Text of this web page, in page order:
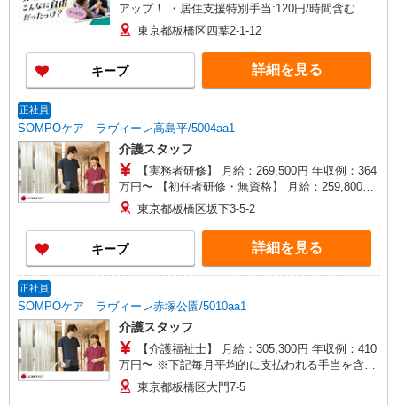
アップ！ ・居住支援特別手当:120円/時間含む ※
給与幅は資格・経験等による
東京都板橋区四葉2-1-12
キープ 詳細を見る
正社員
SOMPOケア ラヴィーレ高島平/5004aa1
介護スタッフ
【実務者研修】 月給：269,500円 年収例：364
万円〜 【初任者研修・無資格】 月給：259,800円
年収例：351万円〜 ※職務手当、（東京都）居住
支援特別手当、日祝手当（月平均2回分）、夜勤手
当（月平均5回分）等、毎月平均的に支払われる手
当を含みます。 ※居住支援特別手当は勤続5年目
までの方はさらに1万円支給（再入社は除く） ◎
間外手当支給（超過1分〜）
東京都板橋区坂下3-5-2
キープ 詳細を見る
正社員
SOMPOケア ラヴィーレ赤塚公園/5010aa1
介護スタッフ
【介護福祉士】 月給：305,300円 年収例：410
万円〜 ※下記毎月平均的に支払われる手当を含み
ます。 ・職務手当 ・特別職務手当 ・特別地域手
当 ・（東京都）居住支援特別手当 ・働きがい向上
東京都板橋区大門7-5